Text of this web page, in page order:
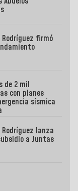
firmó
de 2 mil
con planes
sísmica
lanza
a Juntas